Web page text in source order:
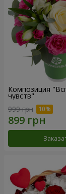
Композиция
чувств"
999 грн